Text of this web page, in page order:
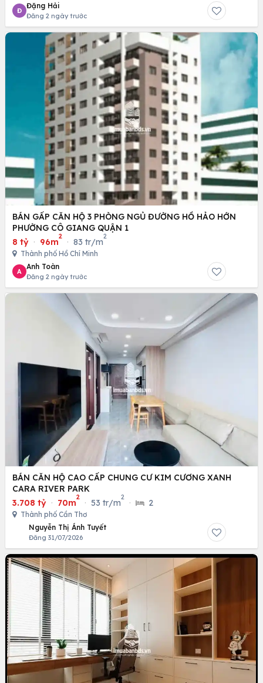
Đ
Đặng Hải
Đăng 2 ngày trước
BÁN GẤP CĂN HỘ 3 PHÒNG NGỦ ĐƯỜNG HỒ HẢO HỚN
PHƯỜNG CÔ GIANG QUẬN 1
8 tỷ · 96m
2
· 83 tr/m
2
Thành phố Hồ Chí Minh
A
Anh Toàn
Đăng 2 ngày trước
BÁN CĂN HỘ CAO CẤP CHUNG CƯ KIM CƯƠNG XANH
CARA RIVER PARK
3.708 tỷ · 70m
2
· 53 tr/m
2
· 2
Thành phố Cần Thơ
Nguyễn Thị Ánh Tuyết
Đăng 31/07/2026